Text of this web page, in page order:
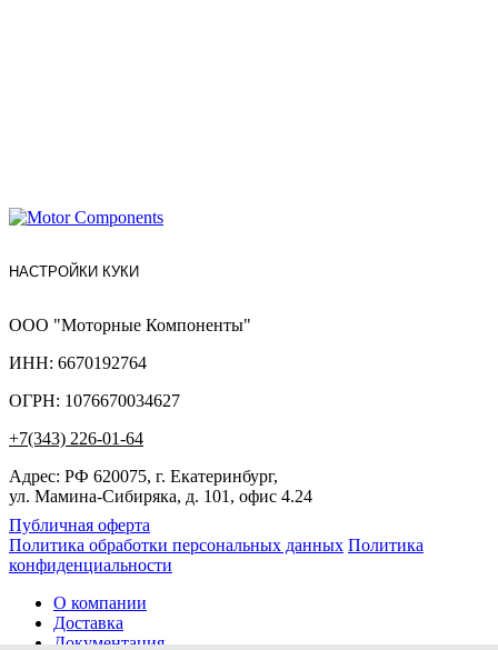
НАСТРОЙКИ КУКИ
ООО "Моторные Компоненты"
ИНН: 6670192764
ОГРН: 1076670034627
+7(343) 226-01-64
Адрес: РФ 620075, г. Екатеринбург,
ул. Мамина-Сибиряка, д. 101, офис 4.24
Публичная оферта
Политика обработки персональных данных Политика
конфиденциальности
О компании
Доставка
Документация